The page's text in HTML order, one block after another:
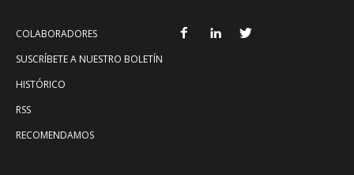
COLABORADORES
SUSCRÍBETE A NUESTRO BOLETÍN
HISTÓRICO
RSS
RECOMENDAMOS